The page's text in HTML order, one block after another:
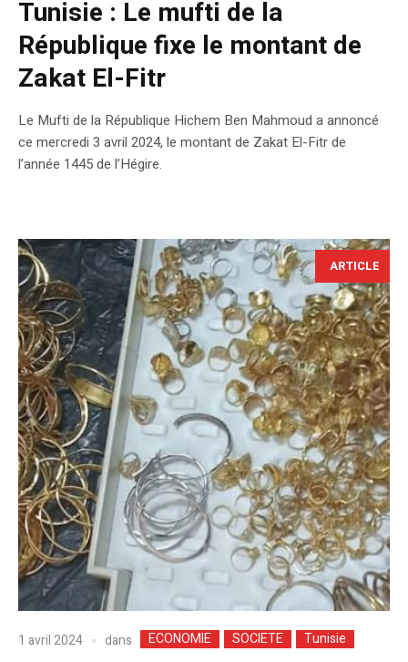
Tunisie : Le mufti de la
République fixe le montant de
Zakat El-Fitr
Le Mufti de la République Hichem Ben Mahmoud a annoncé
ce mercredi 3 avril 2024, le montant de Zakat El-Fitr de
l’année 1445 de l’Hégire.
ARTICLE
1 avril 2024 dans ECONOMIE SOCIETE Tunisie